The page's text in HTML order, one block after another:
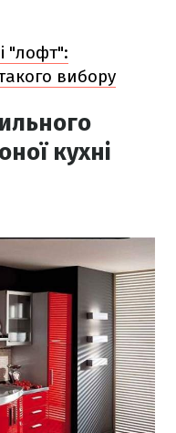
"лофт":
вибору
кухні